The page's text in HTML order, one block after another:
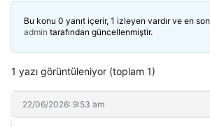
Bu konu 0 yanıt içerir, 1 izleyen vardır ve en son
admin tarafından güncellenmiştir.
1 yazı görüntüleniyor (toplam 1)
22/06/2026: 9:53 am